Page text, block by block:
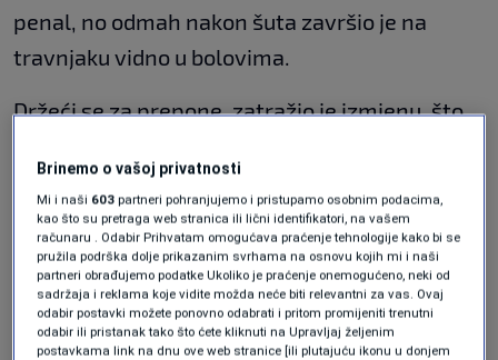
penal, no odmah nakon šuta završio je na
travnjaku vidno u bolovima.
Držeći se za prepone, zatražio je izmjenu, što
zdravstvenih problema.
Prema svemu sudeći, riječ je o pubalgiji –
neugodnoj povredi prepona koja često muči
sportiste i zahtijeva dugotrajan oporavak uz
pažljivo doziranje treninga.
Brinemo o vašoj privatnosti
Mi i naši 603 partneri pohranjujemo i pristupamo osobnim podacima,
kao što su pretraga web stranica ili lični identifikatori, na vašem
računaru . Odabir Prihvatam omogućava praćenje tehnologije kako bi se
pružila podrška dolje prikazanim svrhama na osnovu kojih mi i naši
partneri obrađujemo podatke Ukoliko je praćenje onemogućeno, neki od
sadržaja i reklama koje vidite možda neće biti relevantni za vas. Ovaj
odabir postavki možete ponovno odabrati i pritom promijeniti trenutni
odabir ili pristanak tako što ćete kliknuti na Upravljaj željenim
postavkama link na dnu ove web stranice [ili plutajuću ikonu u donjem